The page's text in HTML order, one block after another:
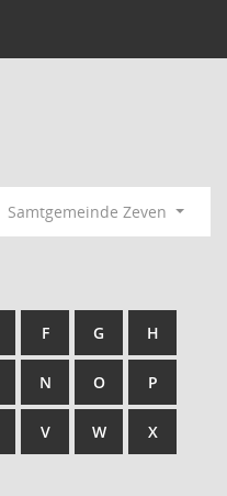
Samtgemeinde Zeven
F G H
N O P
V W X